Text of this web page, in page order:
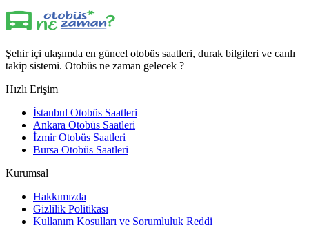
Şehir içi ulaşımda en güncel otobüs saatleri, durak bilgileri ve canlı
takip sistemi. Otobüs ne zaman gelecek ?
Hızlı Erişim
İstanbul Otobüs Saatleri
Ankara Otobüs Saatleri
İzmir Otobüs Saatleri
Bursa Otobüs Saatleri
Kurumsal
Hakkımızda
Gizlilik Politikası
Kullanım Koşulları ve Sorumluluk Reddi